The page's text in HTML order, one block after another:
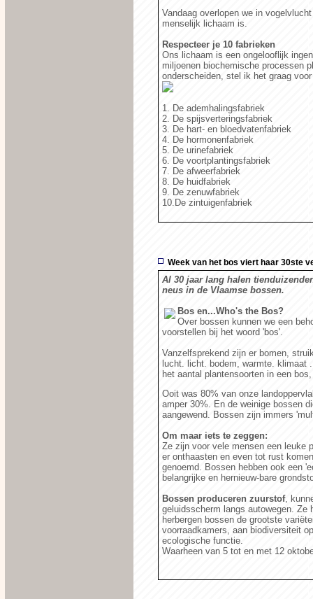
Vandaag overlopen we in
menselijk lichaam is.
Respecteer je 10 fabrieken
Ons lichaam is een ongelooflijk
miljoenen biochemische processen
onderscheiden, stel ik het graag
1. De ademhalingsfabriek
2. De spijsverteringsfabriek
3. De hart- en bloedvatenfabriek
4. De hormonenfabriek
5. De urinefabriek
6. De voortplantingsfabriek
7. De afweerfabriek
8. De huidfabriek
9. De zenuwfabriek
10.De zintuigenfabriek
Week van het bos viert haar 30ste
Al 30 jaar lang halen
neus in de Vlaamse bossen.
Bos en...Who's the Bos?
Over bossen kunnen we een
voorstellen bij het woord 'bos'.
Vanzelfsprekend zijn er bomen,
lucht. licht. bodem, warmte. klimaat
het aantal plantensoorten in een
Ooit was 80% van onze
amper 30%. En de weinige bossen
aangewend. Bossen zijn immers
Om maar iets te zeggen:
Ze zijn voor vele mensen een leuke
er onthaasten en even tot rust
genoemd. Bossen hebben ook een
belangrijke en hernieuw-bare
Bossen produceren zuurstof,
geluidsscherm langs autowegen. Ze
herbergen bossen de grootste
voorraadkamers, aan biodiversiteit
ecologische functie.
Waarheen van 5 tot en met 12